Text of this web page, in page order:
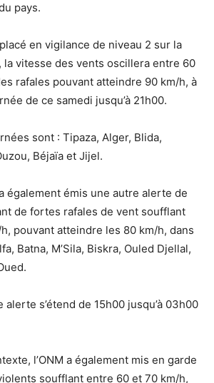
pays.
en vigilance de niveau 2 sur la
la vitesse des vents oscillera entre 60
rafales pouvant atteindre 90 km/h, à
de ce samedi jusqu’à 21h00.
sont : Tipaza, Alger, Blida,
Béjaïa et Jijel.
également émis une autre alerte de
de fortes rafales de vent soufflant
pouvant atteindre les 80 km/h, dans
Batna, M’Sila, Biskra, Ouled Djellal,
s’étend de 15h00 jusqu’à 03h00
l’ONM a également mis en garde
soufflant entre 60 et 70 km/h,